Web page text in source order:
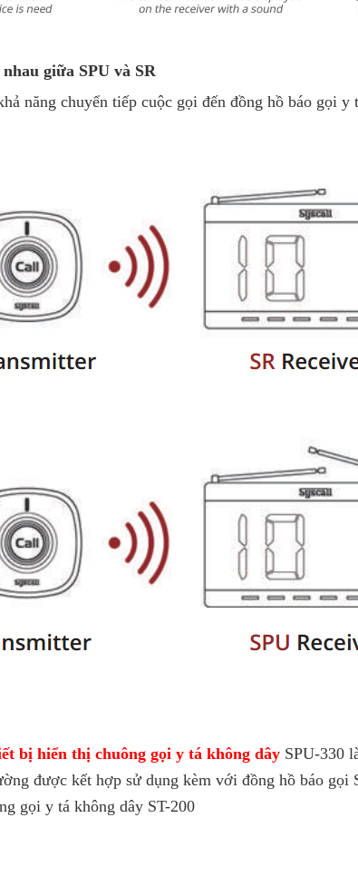
giữa SPU và SR
năng chuyển tiếp cuộc gọi đến đồng hồ báo gọi
bị hiển thị chuông gọi y tá không dây SPU-330
được kết hợp sử dụng kèm với đồng hồ báo
gọi y tá không dây ST-200